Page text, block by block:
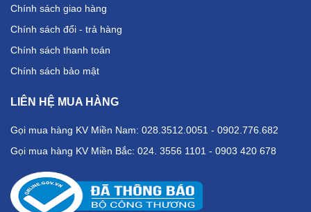
Chính sách giao hàng
Chính sách đổi - trả hàng
Chính sách thanh toán
Chính sách bảo mật
LIÊN HỆ MUA HÀNG
Gọi mua hàng KV Miền Nam: 028.3512.0051 - 0902.776.682
Gọi mua hàng KV Miền Bắc: 024. 3556 1101 - 0903 420 678